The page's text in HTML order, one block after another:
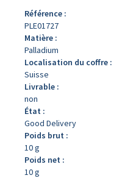
Référence :
PLE01727
Matière :
Palladium
Localisation du coffre :
Suisse
Livrable :
non
État :
Good Delivery
Poids brut :
10 g
Poids net :
10 g